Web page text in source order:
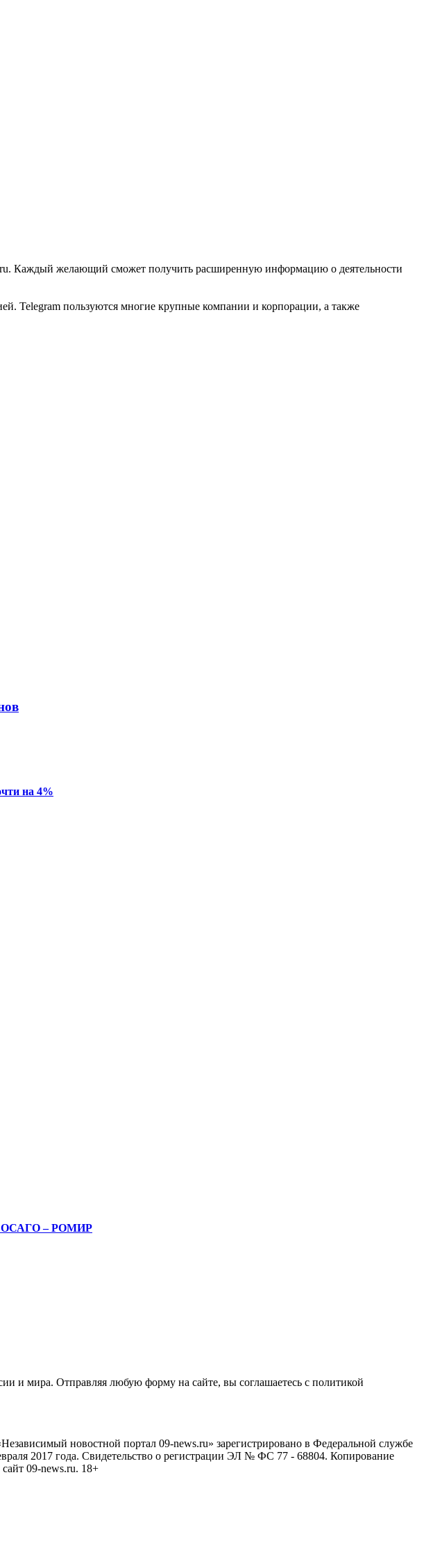
Каждый желающий сможет получить расширенную информацию о деятельности
Telegram пользуются многие крупные компании и корпорации, а также
на 4%
ОСАГО – РОМИР
и мира. Отправляя любую форму на сайте, вы соглашаетесь с политикой
новостной портал 09-news.ru» зарегистрировано в Федеральной службе
2017 года. Свидетельство о регистрации ЭЛ № ФС 77 - 68804. Копирование
09-news.ru. 18+